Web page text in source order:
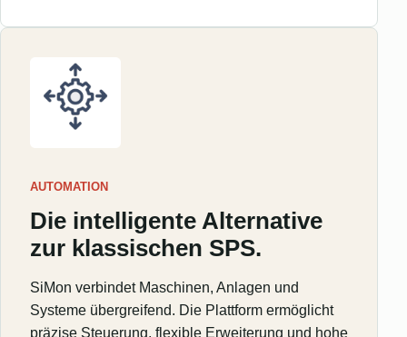
AUTOMATION
Die intelligente Alternative
zur klassischen SPS.
SiMon verbindet Maschinen, Anlagen und
Systeme übergreifend. Die Plattform ermöglicht
präzise Steuerung, flexible Erweiterung und hohe